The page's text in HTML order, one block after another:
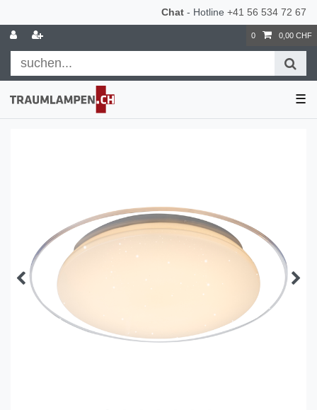
Chat - Hotline +41 56 534 72 67
0 0,00 CHF
☰